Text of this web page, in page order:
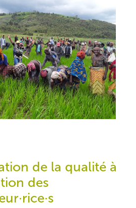
de la qualité à
des